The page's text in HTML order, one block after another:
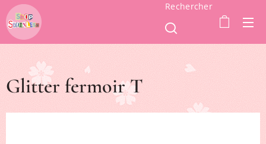
Rechercher
Glitter fermoir T